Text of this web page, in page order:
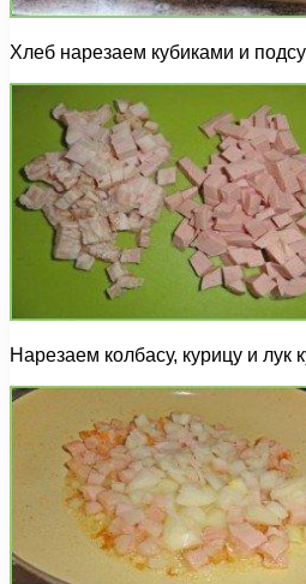
Хлеб нарезаем кубиками и
Нарезаем колбасу, курицу и лук